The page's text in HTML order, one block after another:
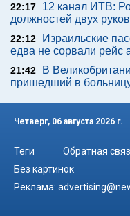
22:17
12 канал ИТВ:
должностей двух
22:12
Израильские
едва не сорвали рейс
21:42
В
пришедший в
Четверг, 06 августа 2026 г.
Теги Обратная
Без картинок
Реклама: